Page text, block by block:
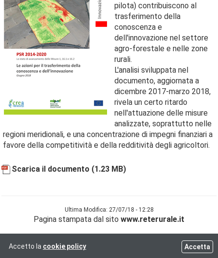
pilota) contribuiscono al
trasferimento della
conoscenza e
dell'innovazione nel settore
agro-forestale e nelle zone
rurali.
L'analisi sviluppata nel
documento, aggiornata a
dicembre 2017-marzo 2018,
rivela un certo ritardo
nell'attuazione delle misure
analizzate, soprattutto nelle
regioni meridionali, e una concentrazione di impegni finanziari a
favore della competitività e della redditività degli agricoltori.
Scarica il documento (1.23 MB)
Ultima Modifica: 27/07/18 - 12:28
Pagina stampata dal sito www.reterurale.it
Accetto la cookie policy Accetta